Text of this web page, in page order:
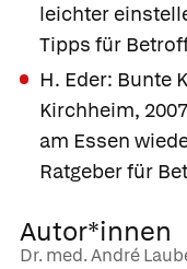
leichter
Tipps für
H. Eder: Bunte
Kirchheim,
am Essen
Ratgeber für
Autor*innen
Dr. med. André